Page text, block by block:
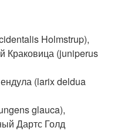
Holmstrup),
Краковица (juniperus
(larix deldua
glauca),
Дартс Голд